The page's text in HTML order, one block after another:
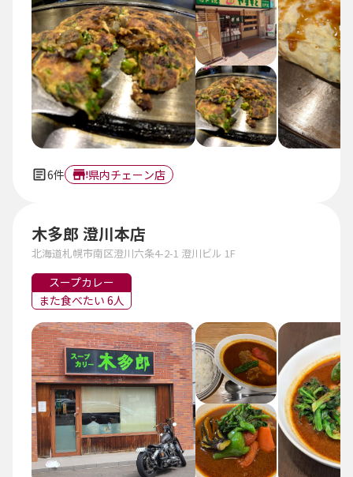
6件 県内チェーン店
木多郎 澄川本店
北海道札幌市南区澄川六条4-2-1 澄川ビル 1F
スープカレー
また食べたい 6人